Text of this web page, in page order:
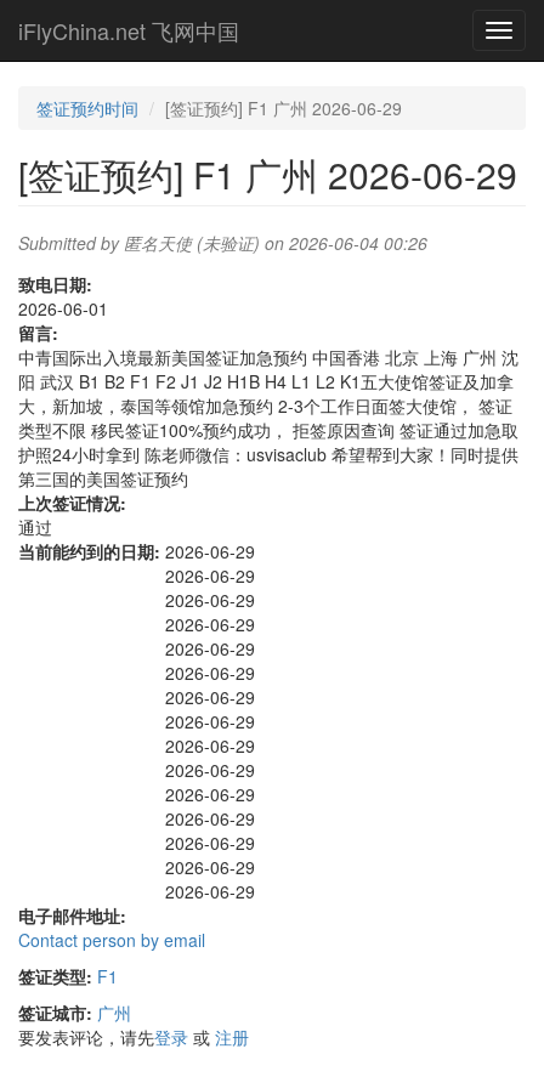
main
iFlyChina.net 飞网中国
签证预约时间 [签证预约] F1 广州 2026-06-29
[签证预约] F1 广州 2026-06-29
Submitted by 匿名天使 (未验证) on 2026-06-04 00:26
致电日期:
2026-06-01
留言:
中青国际出入境最新美国签证加急预约 中国香港 北京 上海 广州 沈
阳 武汉 B1 B2 F1 F2 J1 J2 H1B H4 L1 L2 K1五大使馆签证及加拿
大，新加坡，泰国等领馆加急预约 2-3个工作日面签大使馆， 签证
类型不限 移民签证100%预约成功， 拒签原因查询 签证通过加急取
护照24小时拿到 陈老师微信：usvisaclub 希望帮到大家！同时提供
第三国的美国签证预约
上次签证情况:
通过
当前能约到的日期: 2026-06-29
2026-06-29
2026-06-29
2026-06-29
2026-06-29
2026-06-29
2026-06-29
2026-06-29
2026-06-29
2026-06-29
2026-06-29
2026-06-29
2026-06-29
2026-06-29
2026-06-29
电子邮件地址:
Contact person by email
签证类型: F1
签证城市: 广州
要发表评论，请先登录 或 注册